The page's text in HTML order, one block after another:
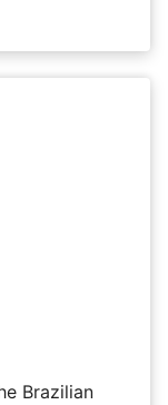
Brazilian